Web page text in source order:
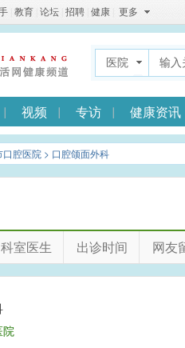
教育 论坛 招聘 健康 更多
医院
视频 专访 健康资讯
口腔医院 > 口腔颌面外科
科室医生 出诊时间 网友
院